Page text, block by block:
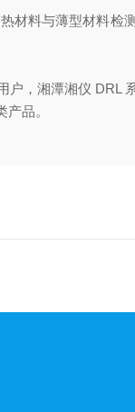
料与薄型材料检
，湘潭湘仪 DRL
品。